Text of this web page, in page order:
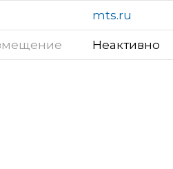
mts.ru
Неактивно